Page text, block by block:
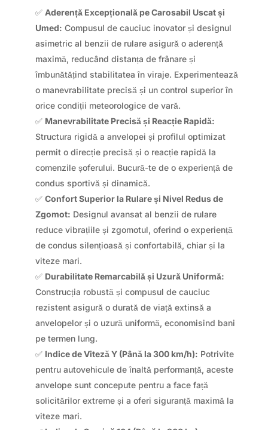
✅ Aderență Excepțională pe Carosabil Uscat și
Umed: Compusul de cauciuc inovator și designul
asimetric al benzii de rulare asigură o aderență
maximă, reducând distanța de frânare și
îmbunătățind stabilitatea în viraje. Experimentează
o manevrabilitate precisă și un control superior în
orice condiții meteorologice de vară.
✅ Manevrabilitate Precisă și Reacție Rapidă:
Structura rigidă a anvelopei și profilul optimizat
permit o direcție precisă și o reacție rapidă la
comenzile șoferului. Bucură-te de o experiență de
condus sportivă și dinamică.
✅ Confort Superior la Rulare și Nivel Redus de
Zgomot: Designul avansat al benzii de rulare
reduce vibrațiile și zgomotul, oferind o experiență
de condus silențioasă și confortabilă, chiar și la
viteze mari.
✅ Durabilitate Remarcabilă și Uzură Uniformă:
Construcția robustă și compusul de cauciuc
rezistent asigură o durată de viață extinsă a
anvelopelor și o uzură uniformă, economisind bani
pe termen lung.
✅ Indice de Viteză Y (Până la 300 km/h): Potrivite
pentru autovehicule de înaltă performanță, aceste
anvelope sunt concepute pentru a face față
solicitărilor extreme și a oferi siguranță maximă la
viteze mari.